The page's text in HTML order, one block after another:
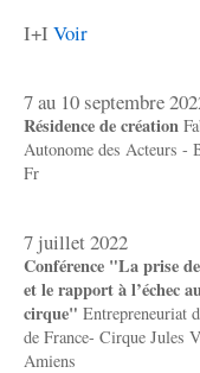
I+I Voir
7 au 10 septembre
Résidence de création
Autonome des Acteurs -
Fr
7 juillet 2022
Conférence "La prise
et le rapport à l’échec
cirque" Entrepreneuriat
de France- Cirque Jules
Amiens